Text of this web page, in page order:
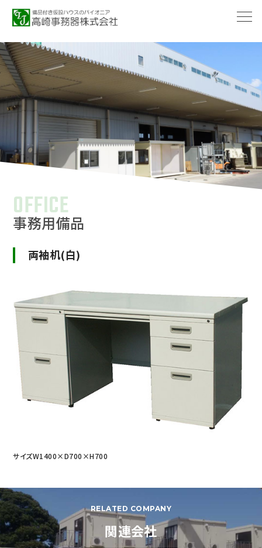
OFFICE
事務用備品
両袖机(白)
サイズW1400×D700×H700
RELATED COMPANY
関連会社